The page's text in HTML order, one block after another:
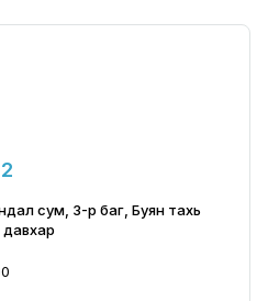
сум, 3-р баг, Буян тахь